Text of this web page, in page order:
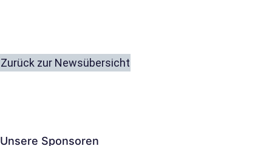
Zurück zur Newsübersicht
Unsere Sponsoren